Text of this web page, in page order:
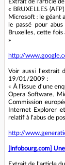
Extrait de l'article
« BRUXELLES
Microsoft : le géant
le passé pour
Bruxelles, cette fois
»
http://
Voir aussi l'extrait
19/01/2009 :
« À l'issue d'une
Opera Software,
Commission
Internet Explorer
relatif à l'abus de
http://
[infobourg.com]